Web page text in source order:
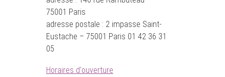
75001 Paris
adresse postale : 2 impasse Saint-
Eustache – 75001 Paris 01 42 36 31
05
Horaires d'ouverture